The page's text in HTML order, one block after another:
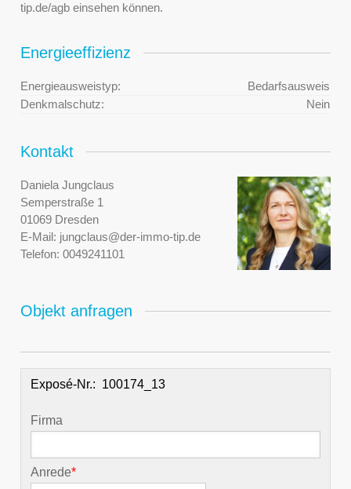
tip.de/agb einsehen können.
Energieeffizienz
Energieausweistyp:
Bedarfsausweis
Denkmalschutz:
Nein
Kontakt
Daniela Jungclaus
Semperstraße 1
01069 Dresden
E-Mail: jungclaus@der-immo-tip.de
Telefon: 0049241101
Objekt anfragen
Exposé-Nr.:
Firma
Anrede*